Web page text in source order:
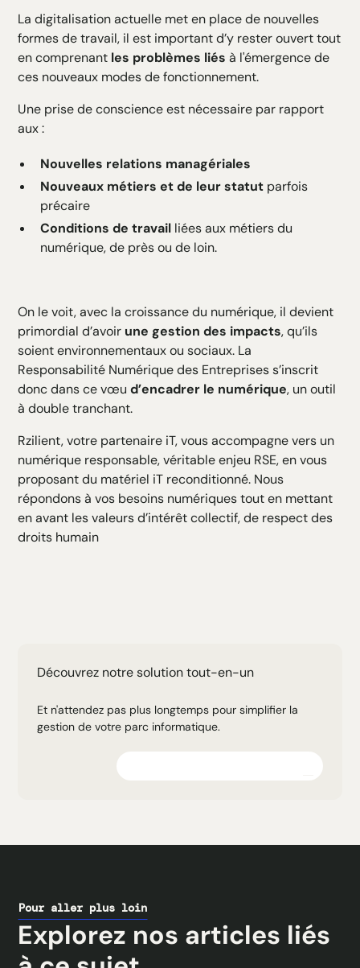
Découvrez notre solution tout-en-un
Et n'attendez pas plus longtemps pour simplifier la
gestion de votre parc informatique.
La digitalisation actuelle met en place de nouvelles
formes de travail, il est important d’y rester ouvert tout
en comprenant les problèmes liésà l'émergence de
ces nouveaux modes de fonctionnement.
Une prise de conscience est nécessaire par rapport
aux :
Nouvelles relations managériales
Nouveaux métiers et de leur statut parfois
précaire
Conditions de travail liées aux métiers du
numérique, de près ou de loin.
On le voit, avec la croissance du numérique, il devient
primordial d’avoir une gestion des impacts, qu’ils
soient environnementaux ou sociaux. La
Responsabilité Numérique des Entreprises s’inscrit
donc dans ce vœud’encadrer le numérique, un outil
à double tranchant.
Rzilient, votre partenaire iT, vous accompagne vers un
numérique responsable, véritable enjeu RSE, en vous
proposant du matériel iT reconditionné. Nous
répondons à vos besoins numériques tout en mettant
en avant les valeurs d’intérêt collectif, de respect des
droits humain
Pour aller plus loin
Explorez nos articles liés